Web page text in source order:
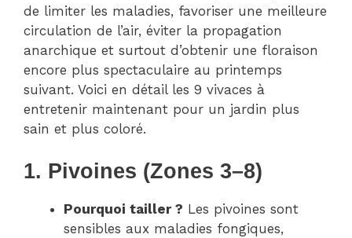
de limiter les maladies, favoriser une meilleure
circulation de l’air, éviter la propagation
anarchique et surtout d’obtenir une floraison
encore plus spectaculaire au printemps
suivant. Voici en détail les 9 vivaces à
entretenir maintenant pour un jardin plus
sain et plus coloré.
1. Pivoines (Zones 3–8)
Pourquoi tailler ? Les pivoines sont
sensibles aux maladies fongiques,